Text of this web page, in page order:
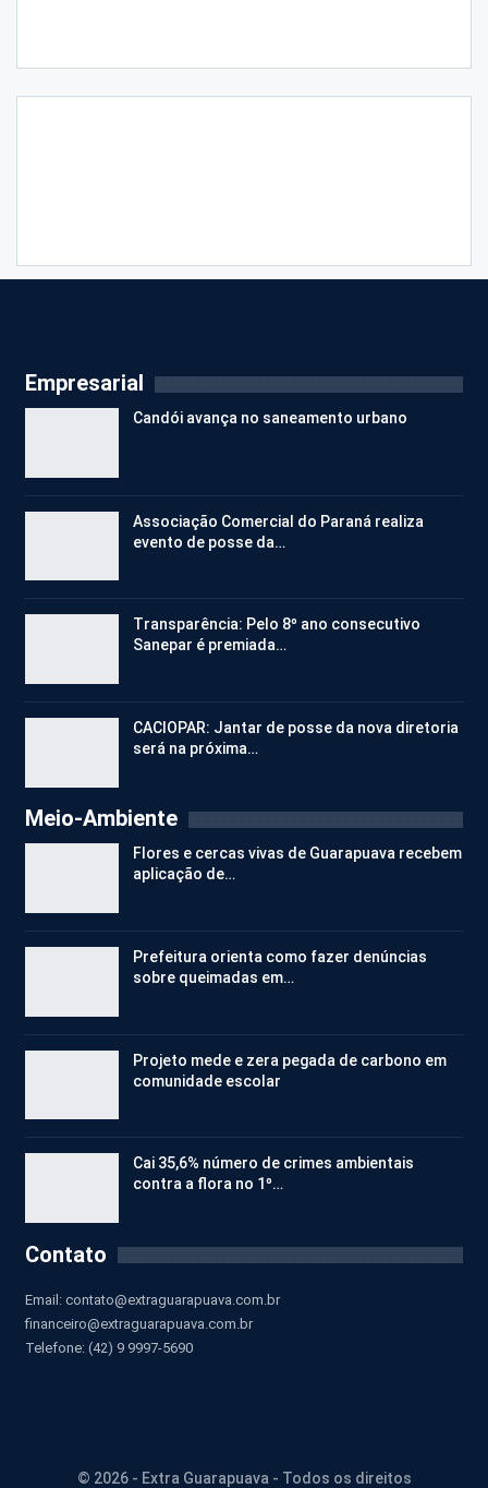
Empresarial
Candói avança no saneamento urbano
Associação Comercial do Paraná realiza
evento de posse da…
Transparência: Pelo 8º ano consecutivo
Sanepar é premiada…
CACIOPAR: Jantar de posse da nova diretoria
será na próxima…
Meio-Ambiente
Flores e cercas vivas de Guarapuava recebem
aplicação de…
Prefeitura orienta como fazer denúncias
sobre queimadas em…
Projeto mede e zera pegada de carbono em
comunidade escolar
Cai 35,6% número de crimes ambientais
contra a flora no 1º…
Contato
Email: contato@extraguarapuava.com.br
financeiro@extraguarapuava.com.br
Telefone: (42) 9 9997-5690
© 2026 - Extra Guarapuava - Todos os direitos